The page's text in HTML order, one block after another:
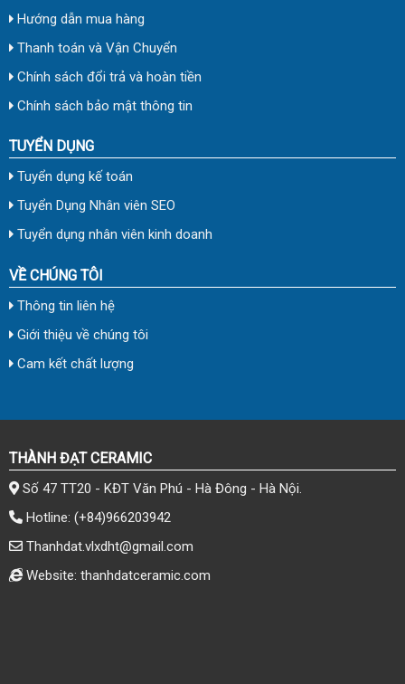
Hướng dẫn mua hàng
Thanh toán và Vận Chuyển
Chính sách đổi trả và hoàn tiền
Chính sách bảo mật thông tin
TUYỂN DỤNG
Tuyển dụng kế toán
Tuyển Dụng Nhân viên SEO
Tuyển dụng nhân viên kinh doanh
VỀ CHÚNG TÔI
Thông tin liên hệ
Giới thiệu về chúng tôi
Cam kết chất lượng
THÀNH ĐẠT CERAMIC
Số 47 TT20 - KĐT Văn Phú - Hà Đông - Hà Nội.
Hotline: (+84)966203942
Thanhdat.vlxdht@gmail.com
Website: thanhdatceramic.com